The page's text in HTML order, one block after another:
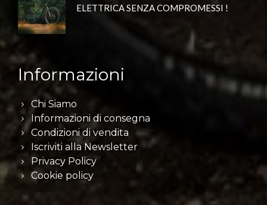
ELETTRICA SENZA COMPROMESSI !
Informazioni
Chi Siamo
Informazioni di consegna
Condizioni di vendita
Iscriviti alla Newsletter
Privacy Policy
Cookie policy